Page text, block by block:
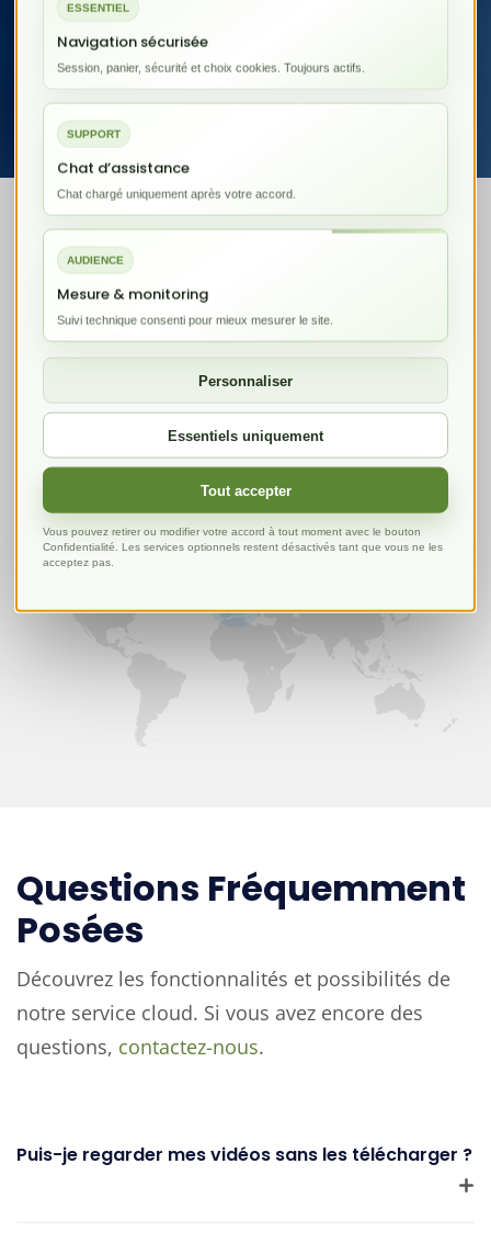
OUVRIR LE CHAT EN DIRECT
Emplacement de notre
Datacenter
Notre infrastructure cloud est située en
France, à Reims, dans nos propres locaux,
garantissant une proximité, une sécurité
optimale pour vos données.
Questions Fréquemment
Posées
Découvrez les fonctionnalités et possibilités de
notre service cloud. Si vous avez encore des
questions, contactez-nous.
Puis-je regarder mes vidéos sans les télécharger ?
ESSENTIEL
Navigation sécurisée
Session, panier, sécurité et choix cookies. Toujours actifs.
SUPPORT
Chat d’assistance
Chat chargé uniquement après votre accord.
AUDIENCE
Mesure & monitoring
Suivi technique consenti pour mieux mesurer le site.
Personnaliser
Essentiels uniquement
Tout accepter
Vous pouvez retirer ou modifier votre accord à tout moment avec le bouton
Confidentialité. Les services optionnels restent désactivés tant que vous ne les
acceptez pas.